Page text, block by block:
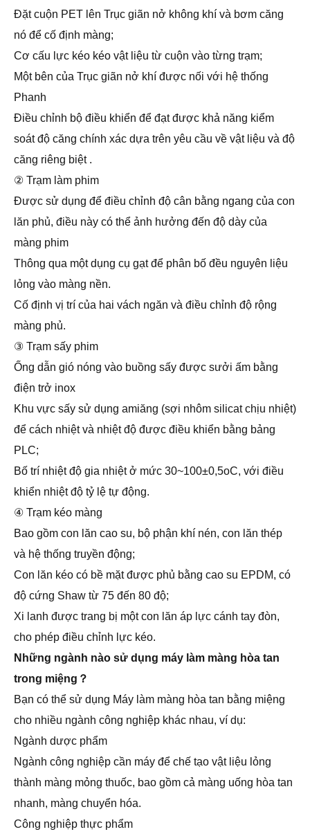
Đặt cuộn PET lên Trục giãn nở không khí và bơm căng
nó để cố định màng;
Cơ cấu lực kéo kéo vật liệu từ cuộn vào từng trạm;
Một bên của Trục giãn nở khí được nối với hệ thống
Phanh
Điều chỉnh bộ điều khiển để đạt được khả năng kiểm
soát độ căng chính xác dựa trên yêu cầu về vật liệu và độ
căng riêng biệt .
② Trạm làm phim
Được sử dụng để điều chỉnh độ cân bằng ngang của con
lăn phủ, điều này có thể ảnh hưởng đến độ dày của
màng phim
Thông qua một dụng cụ gạt để phân bố đều nguyên liệu
lỏng vào màng nền.
Cố định vị trí của hai vách ngăn và điều chỉnh độ rộng
màng phủ.
③ Trạm sấy phim
Ống dẫn gió nóng vào buồng sấy được sưởi ấm bằng
điện trở inox
Khu vực sấy sử dụng amiăng (sợi nhôm silicat chịu nhiệt)
để cách nhiệt và nhiệt độ được điều khiển bằng bảng
PLC;
Bố trí nhiệt độ gia nhiệt ở mức 30~100±0,5oC, với điều
khiển nhiệt độ tỷ lệ tự động.
④ Trạm kéo màng
Bao gồm con lăn cao su, bộ phận khí nén, con lăn thép
và hệ thống truyền động;
Con lăn kéo có bề mặt được phủ bằng cao su EPDM, có
độ cứng Shaw từ 75 đến 80 độ;
Xi lanh được trang bị một con lăn áp lực cánh tay đòn,
cho phép điều chỉnh lực kéo.
Những ngành nào sử dụng máy làm màng hòa tan
trong miệng？
Bạn có thể sử dụng Máy làm màng hòa tan bằng miệng
cho nhiều ngành công nghiệp khác nhau, ví dụ:
Ngành dược phẩm
Ngành công nghiệp cần máy để chế tạo vật liệu lỏng
thành màng mỏng thuốc, bao gồm cả màng uống hòa tan
nhanh, màng chuyển hóa.
Công nghiệp thực phẩm